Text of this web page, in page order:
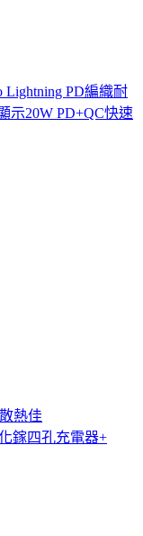
Lightning PD編織耐
示20W PD+QC快速
熱佳
鎵四孔充電器+